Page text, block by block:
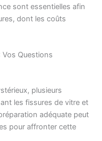
sont essentielles afin
dont les coûts
Vos Questions
plusieurs
les fissures de vitre et
adéquate peut
pour affronter cette